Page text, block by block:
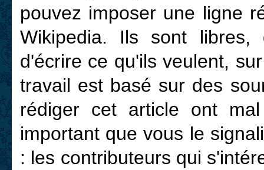
pouvez imposer une ligne
Wikipedia. Ils sont libres,
d'écrire ce qu'ils veulent,
travail est basé sur des
rédiger cet article ont
important que vous le
: les contributeurs qui